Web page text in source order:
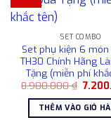
SET COMBO
Set phụ kiện 6 món
TH30 Chính Hãng
Tặng (miễn phí
8.900.000₫ Giá
là:
THÊM VÀO GIỎ